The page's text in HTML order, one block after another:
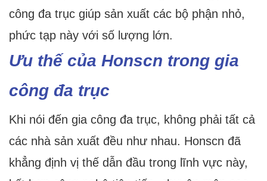
công đa trục giúp sản xuất các bộ phận nhỏ,
phức tạp này với số lượng lớn.
Ưu thế của Honscn trong gia
công đa trục
Khi nói đến gia công đa trục, không phải tất cả
các nhà sản xuất đều như nhau. Honscn đã
khẳng định vị thế dẫn đầu trong lĩnh vực này,